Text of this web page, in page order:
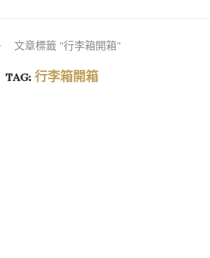
文章標籤 "行李箱開箱"
TAG:行李箱開箱